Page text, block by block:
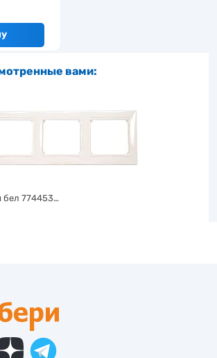
вами:
бел 774453…